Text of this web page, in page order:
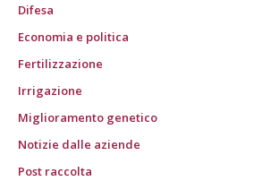
Difesa
Economia e politica
Fertilizzazione
Irrigazione
Miglioramento genetico
Notizie dalle aziende
Post raccolta